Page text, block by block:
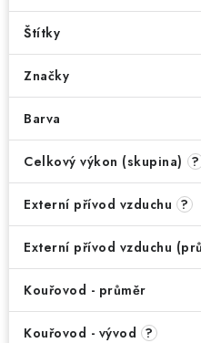
Štítky
Značky
Barva
Celkový výkon (skupina) ?
Externí přívod vzduchu ?
Externí přívod vzduchu
Kouřovod - průměr
Kouřovod - vývod ?